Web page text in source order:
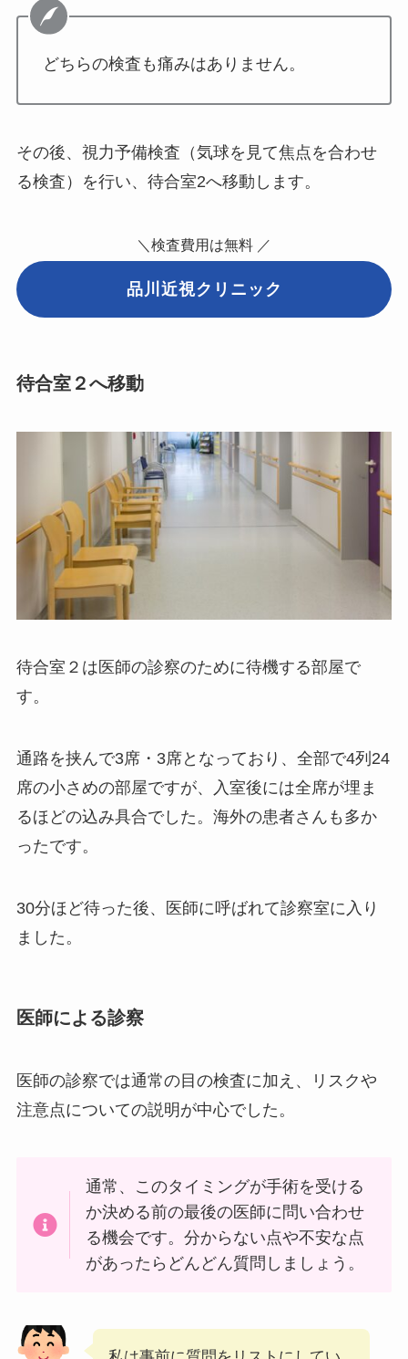
どちらの検査も痛みはありません。
その後、視力予備検査（気球を見て焦点を合わせ
る検査）を行い、待合室2へ移動します。
＼検査費用は無料 ／
品川近視クリニック
待合室２へ移動
待合室２は医師の診察のために待機する部屋で
す。
通路を挟んで3席・3席となっており、全部で4列24
席の小さめの部屋ですが、
入室後には全席が埋ま
るほどの込み具合でした。海外の患者さんも多か
ったです。
30分ほど待った後、医師に呼ばれて診察室に入り
ました。
医師による診察
医師の診察では通常の目の検査に加え、リスクや
注意点についての説明が中心でした。
通常、このタイミングが手術を受ける
か決める前の最後の医師に問い合わせ
る機会です。分からない点や不安な点
があったらどんどん質問しましょう。